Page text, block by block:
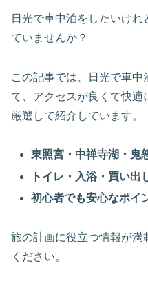
日光で車中泊をしたいけ
ていませんか？
この記事では、日光で車
て、アクセスが良くて快
厳選して紹介しています。
東照宮・中禅寺湖・鬼
トイレ・入浴・買い出
初心者でも安心なポイ
旅の計画に役立つ情報が満
ください。